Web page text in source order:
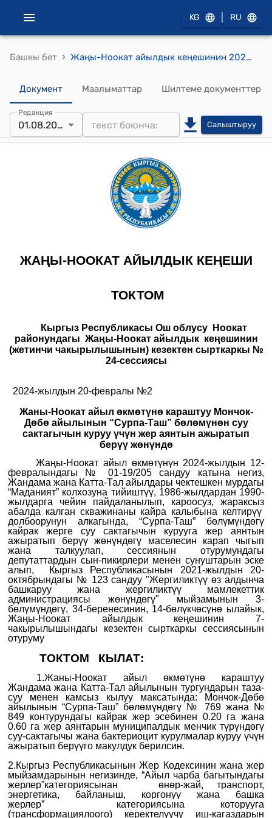
KG RU
Башкы бет › Жаңы-Ноокат айылдык кеңешинин 2024-жылдын 20-февралындагы №2 "Жаны-Ноокат айыл өкмөтүнө караштуу Мончок-Дөбө айылынын “Сурпа-Таш” бөлөмүнөн суу сактагычын куруу үчүн жер аянтын ажыратып берүү жөнүндө" токтому.
Документ Маалыматтар Шилтеме документтер
Редакция
01.08.2024 Салыштыруу